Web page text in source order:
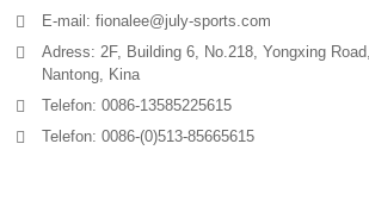
E-mail: fionalee@july-sports.com
Adress: 2F, Building 6, No.218, Yongxing
Nantong, Kina
Telefon: 0086-13585225615
Telefon: 0086-(0)513-85665615